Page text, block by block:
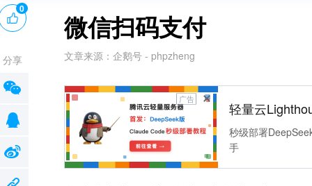
微信扫码支付
文章来源： 企鹅号 - phpzheng
广告
轻量云
秒级部署
手
0
分享